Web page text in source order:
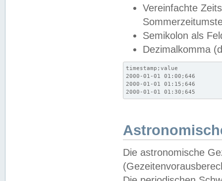
Vereinfachte
Semikolon als
Dezimalkomma
timestamp;value
2000-01-01 01:00;646
2000-01-01 01:15;646
2000-01-01 01:30;645
Die astronomische